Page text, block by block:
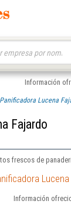
Información
Panificadora Lucena
Fajardo
frescos de
Lucena
Información